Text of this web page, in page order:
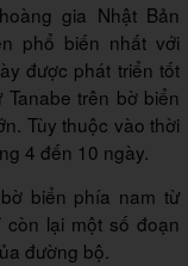
gia Nhật Bản
phổ biến nhất với
được phát triển tốt
trên bờ biển
Tùy thuộc vào thời
4 đến 10 ngày.
biển phía nam từ
còn lại một số đoạn
đường bộ.